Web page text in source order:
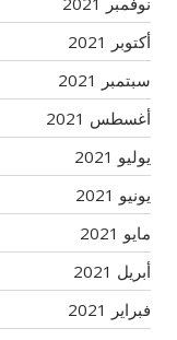
أكتوبر 2021
سبتمبر 2021
أغسطس 2021
يوليو 2021
يونيو 2021
مايو 2021
أبريل 2021
فبراير 2021